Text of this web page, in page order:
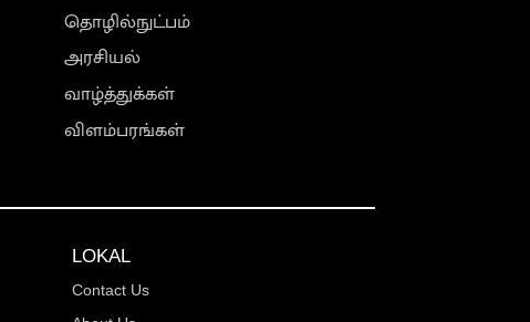
தொழில்நுட்பம்
அரசியல்
வாழ்த்துக்கள்
விளம்பரங்கள்
LOKAL
Contact Us